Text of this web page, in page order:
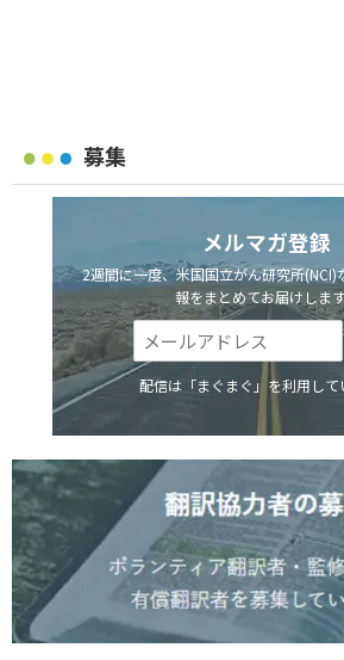
募集
メルマガ登録
2週間に一度、米国国立がん研究所(NCI)
報をまとめてお届けします
配信は「まぐまぐ」を利用して